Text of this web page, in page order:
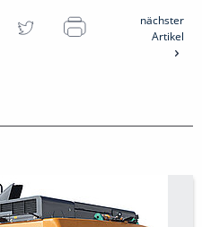
nächster
Artikel